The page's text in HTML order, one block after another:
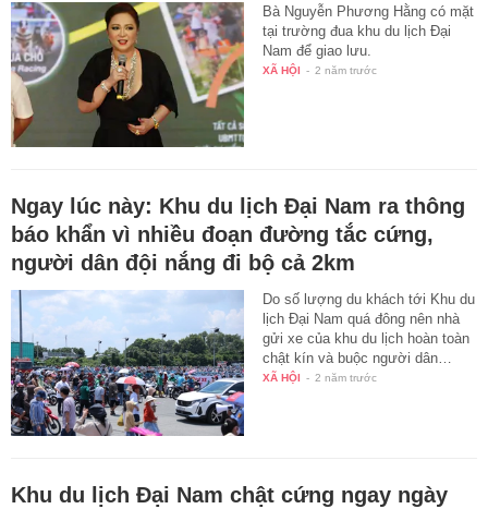
Bà Nguyễn Phương Hằng có mặt
tại trường đua khu du lịch Đại
Nam để giao lưu.
XÃ HỘI - 2 năm trước
Ngay lúc này: Khu du lịch Đại Nam ra thông
báo khẩn vì nhiều đoạn đường tắc cứng,
người dân đội nắng đi bộ cả 2km
Do số lượng du khách tới Khu du
lịch Đại Nam quá đông nên nhà
gửi xe của khu du lịch hoàn toàn
chật kín và buộc người dân…
XÃ HỘI - 2 năm trước
Khu du lịch Đại Nam chật cứng ngay ngày